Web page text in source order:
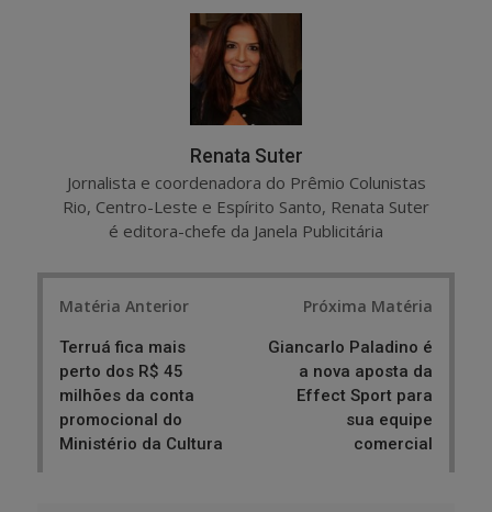
Renata Suter
Jornalista e coordenadora do Prêmio Colunistas
Rio, Centro-Leste e Espírito Santo, Renata Suter
é editora-chefe da Janela Publicitária
Matéria Anterior
Terruá fica mais
perto dos R$ 45
milhões da conta
promocional do
Ministério da Cultura
Próxima Matéria
Giancarlo Paladino é
a nova aposta da
Effect Sport para
sua equipe
comercial